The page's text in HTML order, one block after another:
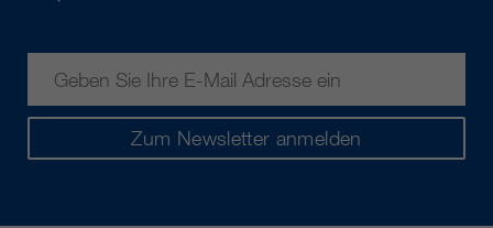
Zum Newsletter anmelden